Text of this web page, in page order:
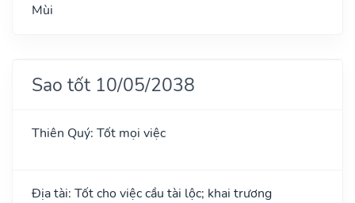
Mùi
Sao tốt 10/05/2038
Thiên Quý: Tốt mọi việc
Địa tài: Tốt cho việc cầu tài lộc; khai trương